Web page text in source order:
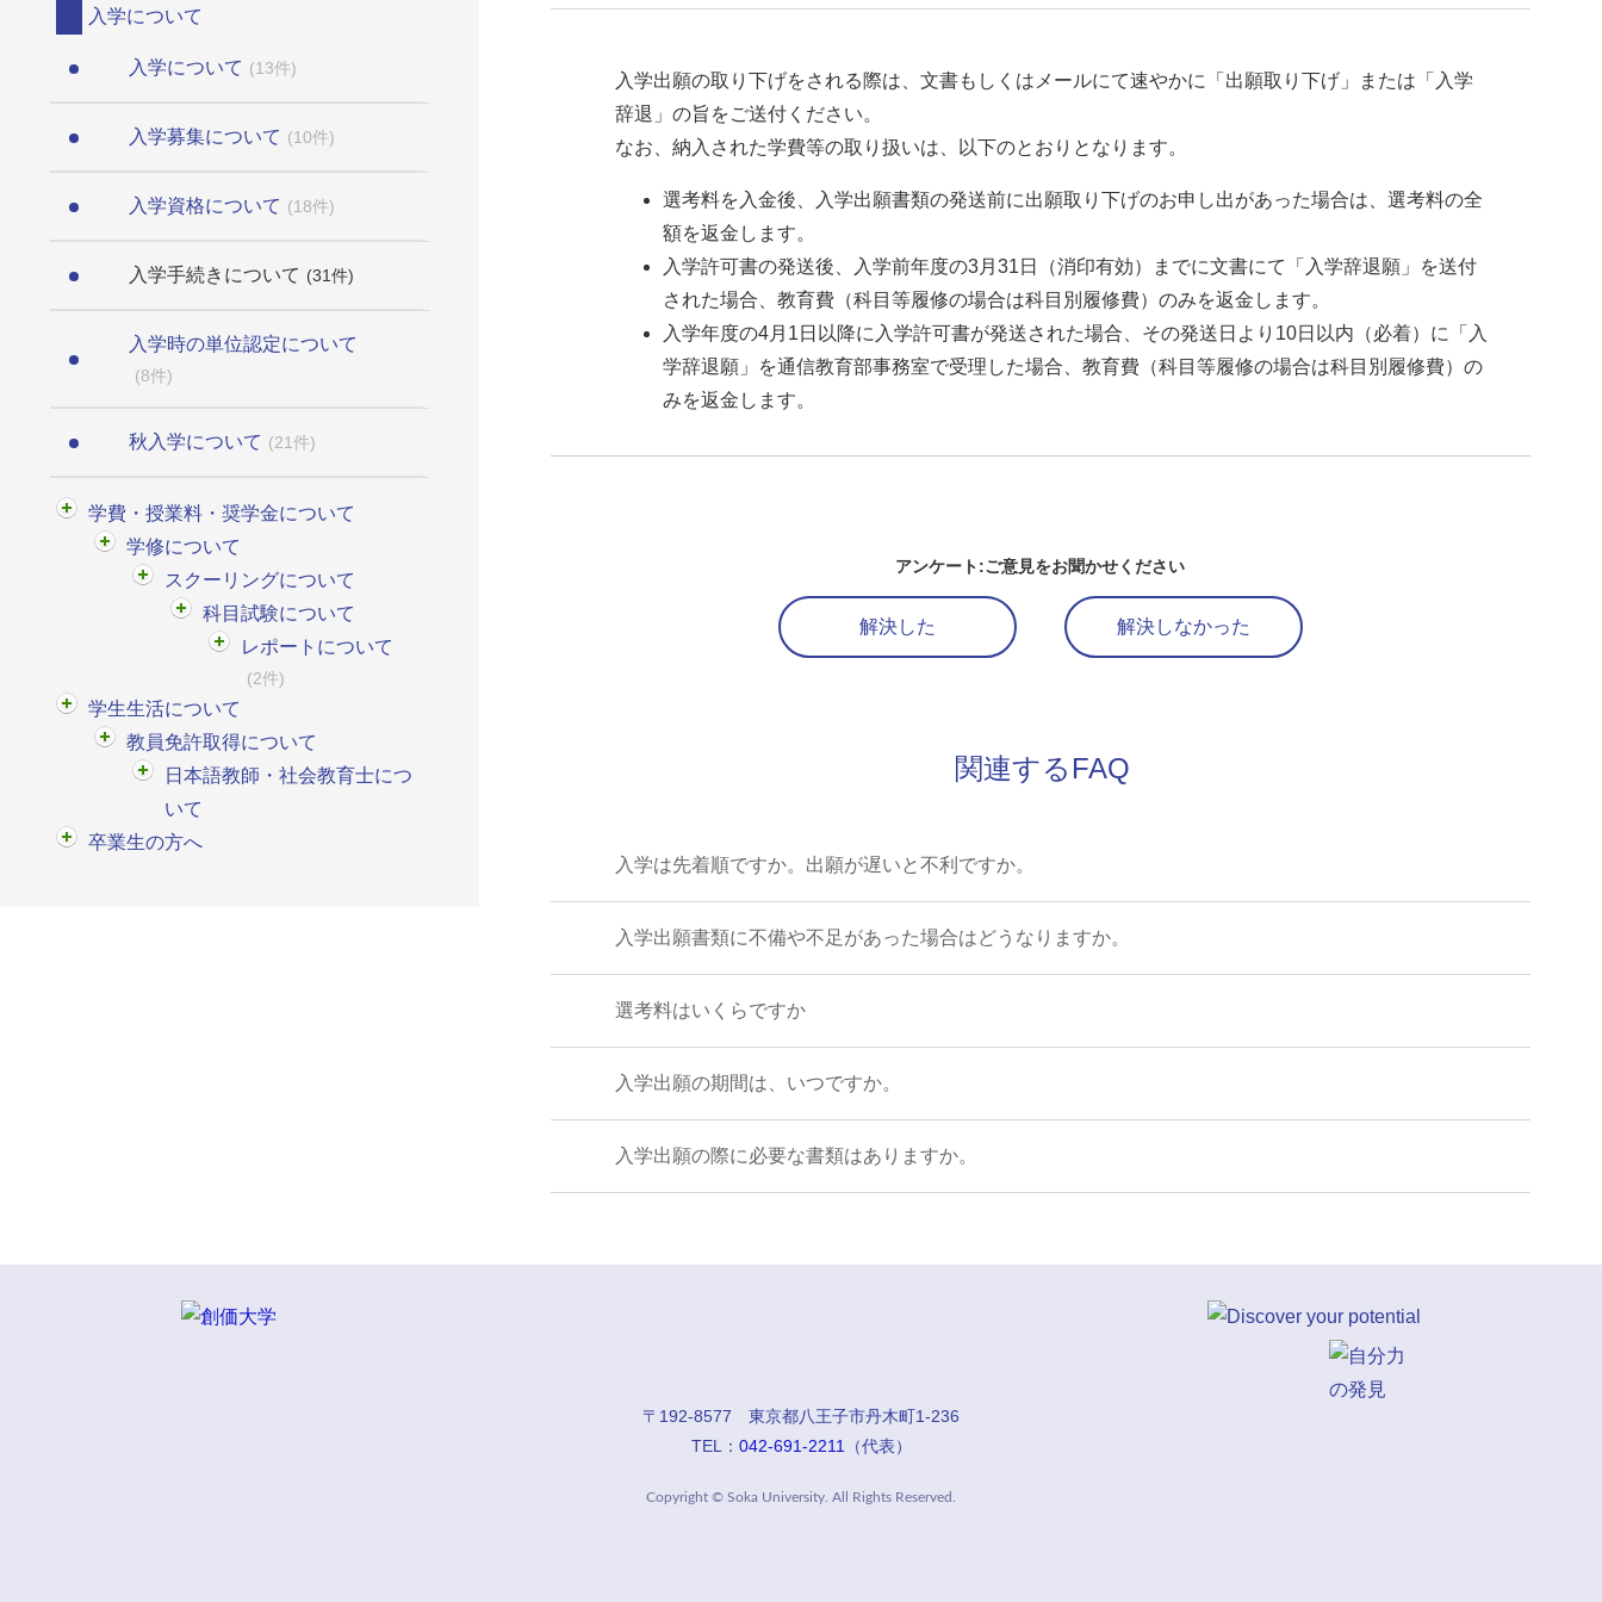
入学について
入学について (13件)
入学募集について (10件)
入学資格について (18件)
入学手続きについて (31件)
入学時の単位認定について
(8件)
秋入学について (21件)
学費・授業料・奨学金について
学修について
スクーリングについて
科目試験について
レポートについて
(2件)
学生生活について
教員免許取得について
日本語教師・社会教育士につ
いて
卒業生の方へ
入学出願の取り下げをされる際は、文書もしくはメールにて速やかに「出願取り下げ」または「入学
辞退」の旨をご送付ください。
なお、納入された学費等の取り扱いは、以下のとおりとなります。
選考料を入金後、入学出願書類の発送前に出願取り下げのお申し出があった場合は、選考料の全
額を返金します。
入学許可書の発送後、入学前年度の3月31日（消印有効）までに文書にて「入学辞退願」を送付
された場合、教育費（科目等履修の場合は科目別履修費）のみを返金します。
入学年度の4月1日以降に入学許可書が発送された場合、その発送日より10日以内（必着）に「入
学辞退願」を通信教育部事務室で受理した場合、教育費（科目等履修の場合は科目別履修費）の
みを返金します。
アンケート:ご意見をお聞かせください
解決した 解決しなかった
関連するFAQ
入学は先着順ですか。出願が遅いと不利ですか。
入学出願書類に不備や不足があった場合はどうなりますか。
選考料はいくらですか
入学出願の期間は、いつですか。
入学出願の際に必要な書類はありますか。
〒192-8577 東京都八王子市丹木町1-236
TEL： 042-691-2211 （代表）
Copyright © Soka University. All Rights Reserved.